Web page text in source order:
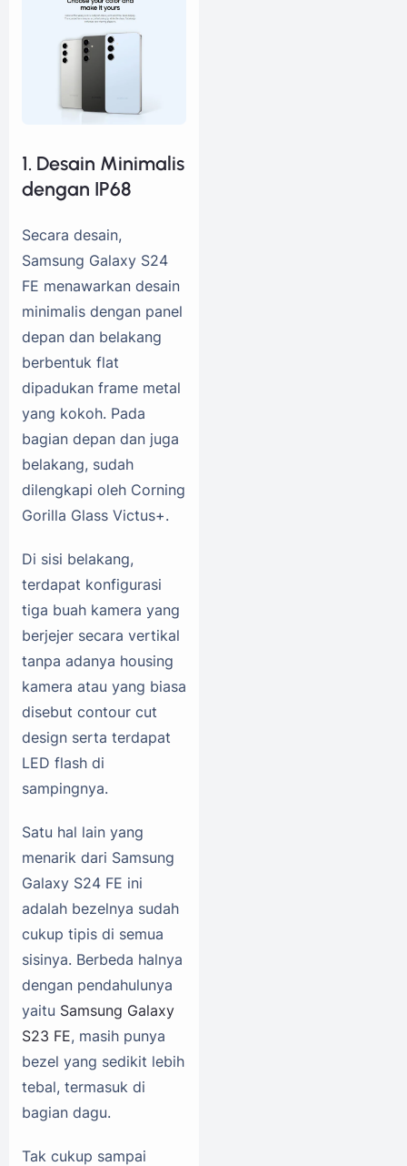
1. Desain Minimalis
dengan IP68
Secara desain,
Samsung Galaxy S24
FE menawarkan desain
minimalis dengan panel
depan dan belakang
berbentuk flat
dipadukan frame metal
yang kokoh. Pada
bagian depan dan juga
belakang, sudah
dilengkapi oleh Corning
Gorilla Glass Victus+.
Di sisi belakang,
terdapat konfigurasi
tiga buah kamera yang
berjejer secara vertikal
tanpa adanya housing
kamera atau yang biasa
disebut contour cut
design serta terdapat
LED flash di
sampingnya.
Satu hal lain yang
menarik dari Samsung
Galaxy S24 FE ini
adalah bezelnya sudah
cukup tipis di semua
sisinya. Berbeda halnya
dengan pendahulunya
yaitu Samsung Galaxy
S23 FE, masih punya
bezel yang sedikit lebih
tebal, termasuk di
bagian dagu.
Tak cukup sampai